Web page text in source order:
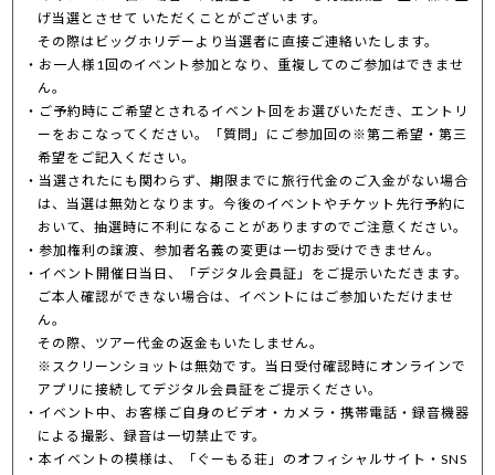
げ当選とさせて いただくことがございます。
その際はビッグホリデーより当選者に直接ご連絡いたします。
お一人様1回のイベント参加となり、重複してのご参加はできませ
ん。
ご予約時にご希望とされるイベント回をお選びいただき、エントリ
ーをおこなってください。「質問」にご参加回の※第二希望・第三
希望をご記入ください。
当選されたにも関わらず、期限までに旅行代金のご入金がない場合
は、当選は無効となります。今後のイベントやチケット先行予約に
おいて、抽選時に不利になることがありますのでご注意ください。
参加権利の譲渡、参加者名義の変更は一切お受けできません。
イベント開催日当日、「デジタル会員証」をご提示いただきます。
ご本人確認ができない場合は、イベントにはご参加いただけませ
ん。
その際、ツアー代金の返金もいたしません。
※スクリーンショットは無効です。当日受付確認時にオンラインで
アプリに接続してデジタル会員証をご提示ください。
イベント中、お客様ご自身のビデオ・カメラ・携帯電話・録音機器
による撮影、録音は一切禁止です。
本イベントの模様は、「ぐーもる荘」のオフィシャルサイト・SNS